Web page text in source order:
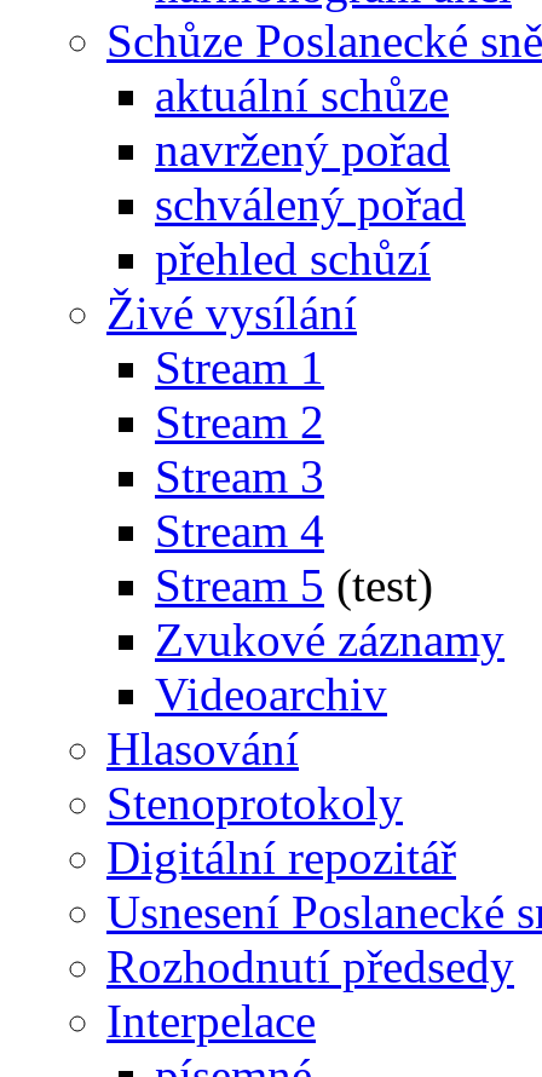
Schůze Poslanecké
aktuální schůze
navržený pořad
schválený pořad
přehled schůzí
Živé vysílání
Stream 1
Stream 2
Stream 3
Stream 4
Stream 5 (test)
Zvukové záznamy
Videoarchiv
Hlasování
Stenoprotokoly
Digitální repozitář
Usnesení Poslanecké
Rozhodnutí předsedy
Interpelace